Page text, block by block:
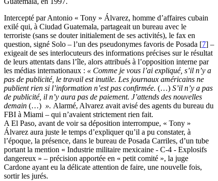
Intercepté par Antonio « Tony » Álvarez, homme d’affaires cubain
exilé qui, à Ciudad Guatemala, partageait un bureau avec le
terroriste (sans se douter initialement de ses activités), le fax en
question, signé Solo – l’un des pseudonymes favoris de Posada [7] –
exigeait de ses interlocuteurs des informations précises sur le résultat
de leurs attentats dans l’île, alors attribués à l’opposition interne par
les médias internationaux : « Comme je vous l’ai expliqué, s’il n’y a
pas de publicité, le travail est inutile. Les journaux américains ne
publient rien si l’information n’est pas confirmée. (…) S’il n’y a pas
de publicité, il n’y aura pas de paiement. J’attends des nouvelles
demain (…) ». Alarmé, Alvarez avait avisé des agents du bureau du
FBI à Miami – qui n’avaient strictement rien fait.
A El Paso, avant de voir sa déposition interrompue, « Tony »
Álvarez aura juste le temps d’expliquer qu’il a pu constater, à
l’époque, la présence, dans le bureau de Posada Carriles, d’un tube
portant la mention « Industrie militaire mexicaine - C-4 - Explosifs
dangereux » – précision apportée en « petit comité », la juge
Cardone ayant eu la délicate attention de faire, une nouvelle fois,
sortir les jurés.